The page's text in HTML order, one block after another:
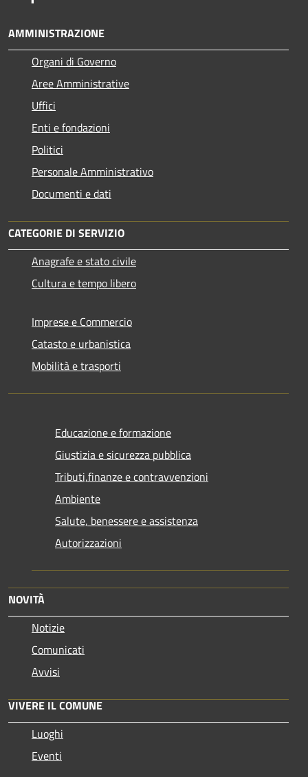
AMMINISTRAZIONE
Organi di Governo
Aree Amministrative
Uffici
Enti e fondazioni
Politici
Personale Amministrativo
Documenti e dati
CATEGORIE DI SERVIZIO
Anagrafe e stato civile
Cultura e tempo libero
Imprese e Commercio
Catasto e urbanistica
Mobilità e trasporti
Educazione e formazione
Giustizia e sicurezza pubblica
Tributi,finanze e contravvenzioni
Ambiente
Salute, benessere e assistenza
Autorizzazioni
NOVITÀ
Notizie
Comunicati
Avvisi
VIVERE IL COMUNE
Luoghi
Eventi